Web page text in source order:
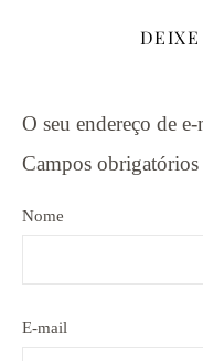
DEIXE
O seu endereço de
Campos obrigatórios
Nome
E-mail